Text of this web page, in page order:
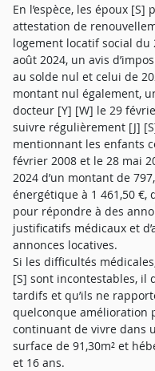
En l’espèce, les époux
attestation de
logement locatif social
août 2024, un avis
au solde nul et celui de
montant nul également,
docteur [Y] [W] le 29
suivre régulièrement [J]
mentionnant les enfants
février 2008 et le 28 mai
2024 d’un montant de
énergétique à 1 461,50 €,
pour répondre à des
justificatifs médicaux et
annonces locatives.
Si les difficultés
[S] sont incontestables, il
tardifs et qu’ils ne
quelconque amélioration
continuant de vivre dans
surface de 91,30m² et
et 16 ans.